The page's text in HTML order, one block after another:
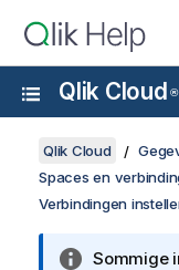
Qlik Cloud ®
Qlik Cloud
Spaces en
Verbindingen
Sommige